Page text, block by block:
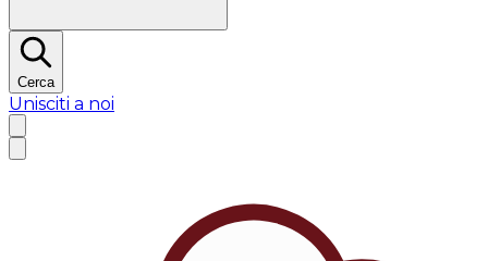
Cerca
Unisciti a noi